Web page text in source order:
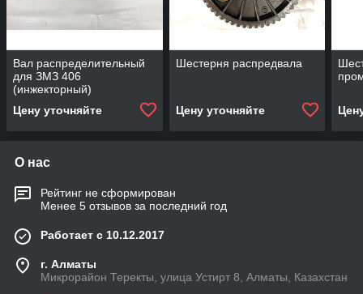
Вал распределительный
для ЗМЗ 406
(инжекторный)
Цену уточняйте
Шестерня распредвала
Цену уточняйте
О нас
Рейтинг не сформирован
Менее 5 отзывов за последний год
Работает с 10.12.2017
г. Алматы
Микрорайон Теректы, улица Устирт 8, Алматы, Казахстан